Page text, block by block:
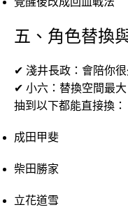
五、角色替換
✔ 淺井長政：會陪你
✔ 小六：替換空間最大
抽到以下都能直接換：
成田甲斐
柴田勝家
立花道雪